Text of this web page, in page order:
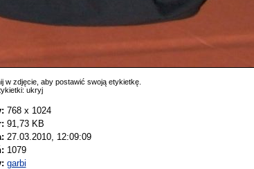
w zdjęcie, aby postawić swoją etykietkę.
ukryj
768 x 1024
91,73 KB
27.03.2010, 12:09:09
1079
garbi